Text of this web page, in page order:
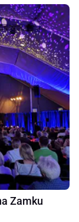
Zamku